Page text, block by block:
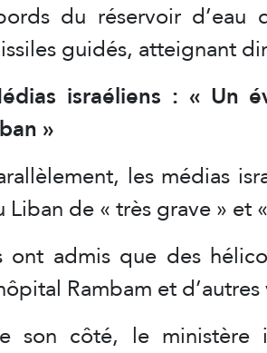
du réservoir d’eau
guidés, atteignant
israéliens : « Un
»
les médias
Liban de « très grave »
ont admis que des
Rambam et
son côté, le ministère